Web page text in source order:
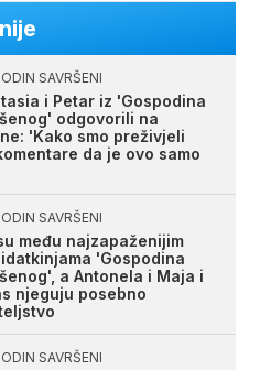
SAVRŠENI
i Petar iz 'Gospodina
odgovorili na
'Kako smo preživjeli
da je ovo samo
SAVRŠENI
među najzapaženijim
'Gospodina
a Antonela i Maja i
njeguju posebno
SAVRŠENI